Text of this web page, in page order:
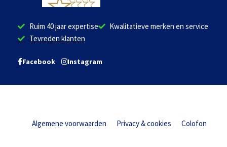
Ruim 40 jaar expertise
Kwalitatieve merken en service
Tevreden klanten
Facebook Instagram
Algemene voorwaarden Privacy & cookies Colofon